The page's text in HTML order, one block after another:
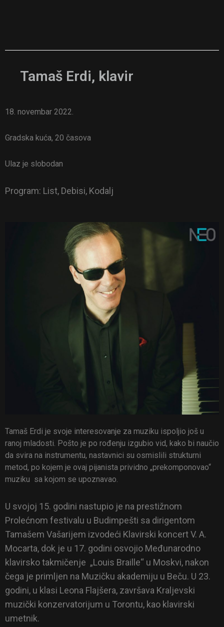
Tamaš Erdi, klavir
18. novembar 2022.
Gradska kuća, 20 časova
Ulaz je slobodan
Program: List, Debisi, Kodalj
Tamaš Erdi je svoje interesovanje za muziku ispoljio još u
ranoj mladosti. Pošto je po rođenju izgubio vid, kako bi naučio
da svira na instrumentu, nastavnici su osmislili strukturni
metod, po kojem je ovaj pijanista prividno „prekomponovao“
muziku sa kojom se upoznavao.
U svojoj 15. godini nastupio je na prestižnom
Prolećnom festivalu u Budimpešti sa dirigentom
Tamašem Vašarijem izvodeći Klavirski koncert V. A.
Mocarta, dok je u 17. godini osvojio Međunarodno
klavirsko takmičenje „Louis Braille“ u Moskvi, nakon
čega je primljen na Muzičku akademiju u Beču. U 23.
godini, u klasi Leona Flajšera, završava Kraljevski
muzički konzervatorijum u Torontu, kao klavirski
umetnik.